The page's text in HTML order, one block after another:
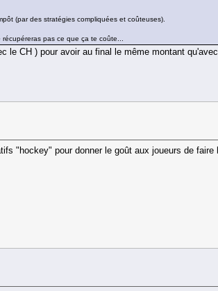
(par des stratégies compliquées et coûteuses).
pas ce que ça te coûte...
le CH ) pour avoir au final le même montant
"hockey" pour donner le goût aux joueurs de